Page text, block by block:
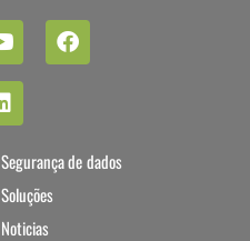
Segurança de dados
Soluções
Noticias